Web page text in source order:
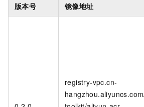
版本号 镜像地址
registry-vpc.cn-